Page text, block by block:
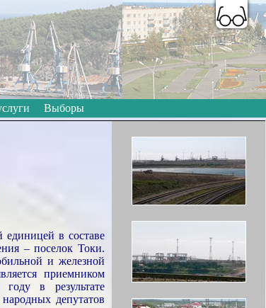
схема: A A A A
Выборы
единицей в составе
– поселок Токи.
и железной
приемником
в результате
депутатов